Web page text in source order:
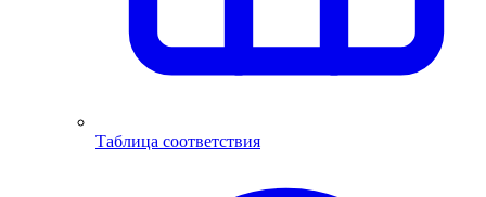
Таблица соответствия